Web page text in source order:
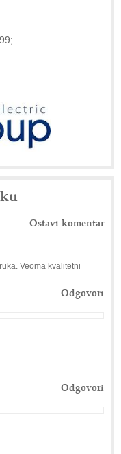
Ostavi komentar
Veoma kvalitetni
Odgovori
Odgovori